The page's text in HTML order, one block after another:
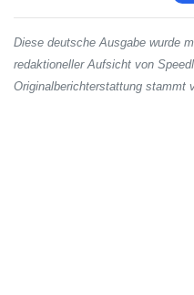
Diese deutsche Ausgabe wurde
redaktioneller Aufsicht von
Originalberichterstattung stammt